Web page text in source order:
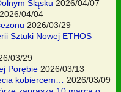
Śląsku 2026/04/07
2026/04/04
2026/03/29
Sztuki Nowej ETHOS
03/29
Porębie 2026/03/13
kobiercem…
2026/03/09